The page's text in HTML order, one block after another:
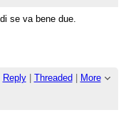
se va bene due.
Reply| Threaded | More